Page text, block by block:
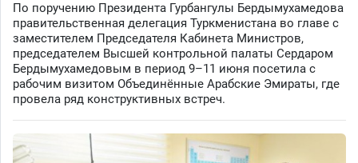
По поручению Президента Гурбангулы Бердымухамедова
правительственная делегация Туркменистана во главе с
заместителем Председателя Кабинета Министров,
председателем Высшей контрольной палаты Сердаром
Бердымухамедовым в период 9–11 июня посетила с
рабочим визитом Объединённые Арабские Эмираты, где
провела ряд конструктивных встреч.